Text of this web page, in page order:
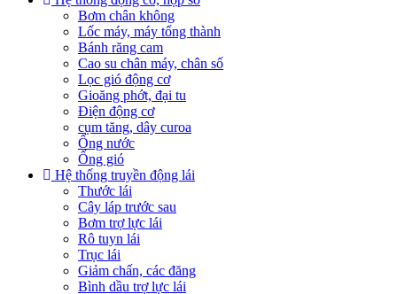
Bơm chân không
Lốc máy, máy tổng thành
Bánh răng cam
Cao su chân máy, chân số
Lọc gió động cơ
Gioăng phớt, đại tu
Điện động cơ
cụm tăng, dây curoa
Ống nước
Ống gió
Hệ thống truyền động lái
Thước lái
Cây láp trước sau
Bơm trợ lực lái
Rô tuyn lái
Trục lái
Giảm chấn, các đăng
Bình dầu trợ lực lái